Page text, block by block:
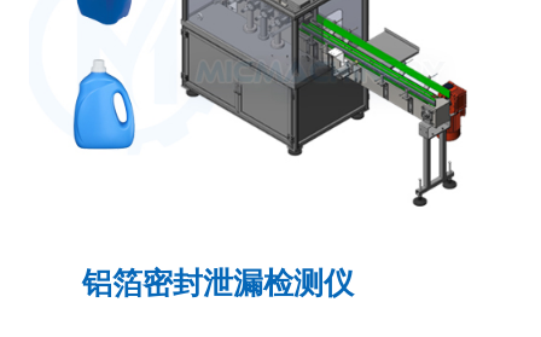
铝箔密封泄漏检测仪